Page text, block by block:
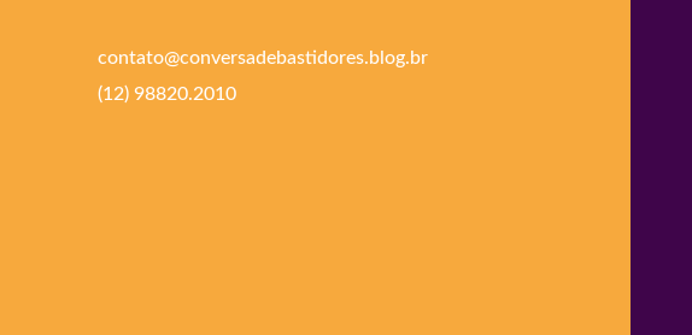
contato@conversadebastidores.blog.br
(12) 98820.2010